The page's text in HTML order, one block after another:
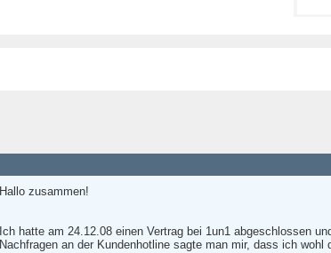
Hallo zusammen!
Ich hatte am 24.12.08 einen Vertrag bei 1un1 abgeschlossen
Nachfragen an der Kundenhotline sagte man mir, dass ich